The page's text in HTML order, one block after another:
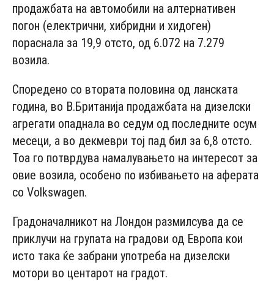
продажбата на автомобили на алтернативен
погон (електрични, хибридни и хидоген)
пораснала за 19,9 отсто, од 6.072 на 7.279
возила.
Споредено со втората половина од ланската
година, во В.Британија продажбата на дизелски
агрегати опаднала во седум од последните осум
месеци, а во декмеври тој пад бил за 6,8 отсто.
Тоа го потврдува намалувањето на интересот за
овие возила, особено по избивањето на аферата
со Volkswagen.
Градоначалникот на Лондон размилсува да се
приклучи на групата на градови од Европа кои
исто така ќе забрани употреба на дизелски
мотори во центарот на градот.